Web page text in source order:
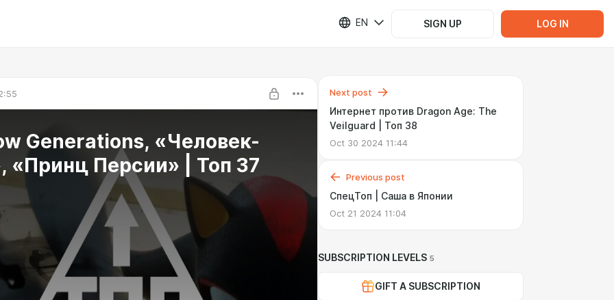
EN SIGN UP LOG IN
Generations, «Человек-
«Принц Персии» | Топ 37
Next post
Интернет против Dragon Age: The
Veilguard | Топ 38
Oct 30 2024 11:44
Previous post
СпецТоп | Саша в Японии
Oct 21 2024 11:04
SUBSCRIPTION LEVELS 5
GIFT A SUBSCRIPTION